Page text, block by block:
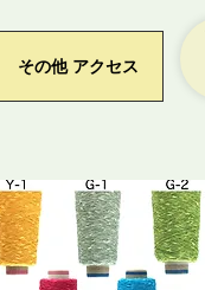
その他 アクセス